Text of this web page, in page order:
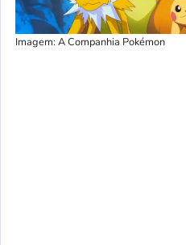
Imagem: A Companhia Pokémon